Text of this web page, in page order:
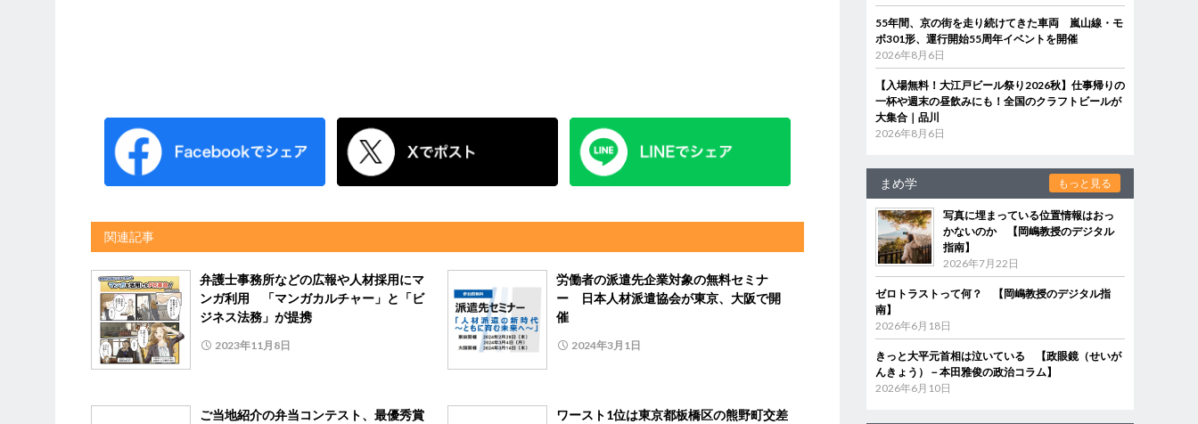
関連記事
弁護士事務所などの広報や人材採用にマ
ンガ利用 「マンガカルチャー」と「ビ
ジネス法務」が提携
2023年11月8日
労働者の派遣先企業対象の無料セミナ
ー 日本人材派遣協会が東京、大阪で開
催
2024年3月1日
ご当地紹介の弁当コンテスト、最優秀賞
ワースト1位は東京都板橋区の熊野町交差
55年間、京の街を走り続けてきた車両 嵐山線・モ
ボ301形、運行開始55周年イベントを開催
2026年8月6日
【入場無料！大江戸ビール祭り2026秋】仕事帰りの
一杯や週末の昼飲みにも！全国のクラフトビールが
大集合｜品川
2026年8月6日
まめ学 もっと見る
写真に埋まっている位置情報はおっ
かないのか 【岡嶋教授のデジタル
指南】
2026年7月22日
ゼロトラストって何？ 【岡嶋教授のデジタル指
南】
2026年6月18日
きっと大平元首相は泣いている 【政眼鏡（せいが
んきょう）－本田雅俊の政治コラム】
2026年6月10日